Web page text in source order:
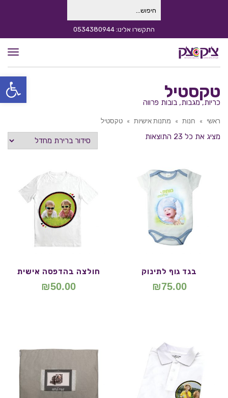
פתח
עבור: התקשרו אלינו: 0534380944
טקסטיל
כריות, מגבות, בובות פרווה
ראשי » חנות » מתנות אישיות » טקסטיל
מציג את כל 23 התוצאות
בגד גוף לתינוק
₪75.00
חולצה בהדפסה אישית
₪50.00